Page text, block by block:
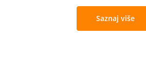
Saznaj više